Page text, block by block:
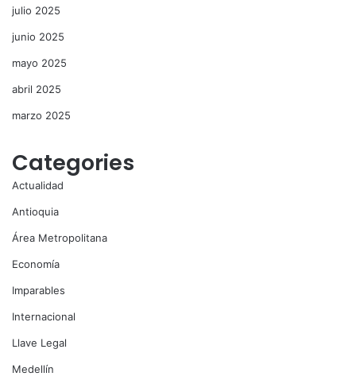
julio 2025
junio 2025
mayo 2025
abril 2025
marzo 2025
Categories
Actualidad
Antioquia
Área Metropolitana
Economía
Imparables
Internacional
Llave Legal
Medellín